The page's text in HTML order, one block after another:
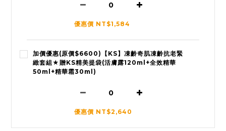
優惠價 NT$1,584
加價優惠(原價$6600)【KS】凍齡奇肌凍齡抗老緊
緻套組★贈KS精美提袋(活膚露120ml+全效精華
50ml+精華霜30ml)
優惠價 NT$2,640